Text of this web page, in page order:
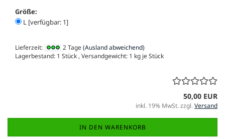
Größe:
L [verfügbar: 1]
Lieferzeit: 2 Tage(Ausland abweichend)
Lagerbestand: 1 Stück , Versandgewicht: 1 kg je Stück
50,00 EUR
inkl. 19% MwSt. zzgl.Versand
IN DEN WARENKORB